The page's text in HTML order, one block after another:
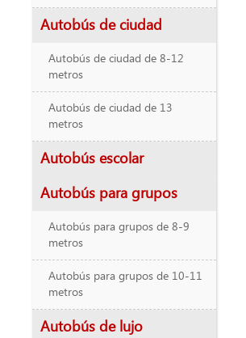
Autobús de ciudad
Autobús de ciudad de 8-12
metros
Autobús de ciudad de 13
metros
Autobús escolar
Autobús para grupos
Autobús para grupos de 8-9
metros
Autobús para grupos de 10-11
metros
Autobús de lujo